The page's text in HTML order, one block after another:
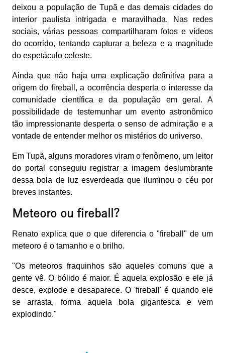
deixou a população de Tupã e das demais cidades do
interior paulista intrigada e maravilhada. Nas redes
sociais, várias pessoas compartilharam fotos e vídeos
do ocorrido, tentando capturar a beleza e a magnitude
do espetáculo celeste.
Ainda que não haja uma explicação definitiva para a
origem do fireball, a ocorrência desperta o interesse da
comunidade científica e da população em geral. A
possibilidade de testemunhar um evento astronômico
tão impressionante desperta o senso de admiração e a
vontade de entender melhor os mistérios do universo.
Em Tupã, alguns moradores viram o fenômeno, um leitor
do portal conseguiu registrar a imagem deslumbrante
dessa bola de luz esverdeada que iluminou o céu por
breves instantes.
Meteoro ou fireball?
Renato explica que o que diferencia o "fireball" de um
meteoro é o tamanho e o brilho.
"Os meteoros fraquinhos são aqueles comuns que a
gente vê. O bólido é maior. É aquela explosão e ele já
desce, explode e desaparece. O 'fireball' é quando ele
se arrasta, forma aquela bola gigantesca e vem
explodindo."